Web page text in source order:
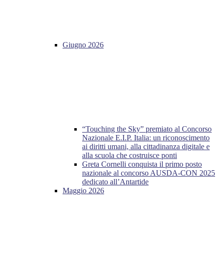
Giugno 2026
“Touching the Sky” premiato al Concorso
Nazionale E.I.P. Italia: un riconoscimento
ai diritti umani, alla cittadinanza digitale e
alla scuola che costruisce ponti
Greta Cornelli conquista il primo posto
nazionale al concorso AUSDA-CON 2025
dedicato all’Antartide
Maggio 2026